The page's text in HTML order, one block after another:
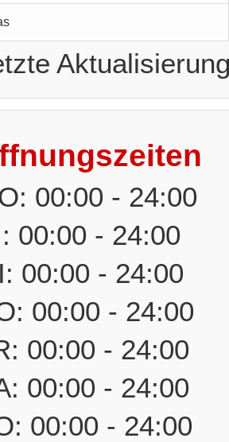
00:00 - 24:00
00:00 - 24:00
00:00 - 24:00
00:00 - 24:00
00:00 - 24:00
00:00 - 24:00
00:00 - 24:00